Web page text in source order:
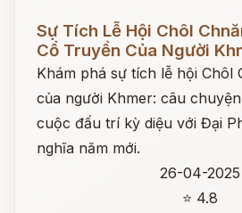
Sự Tích Lễ Hội Chôl
Cổ Truyền Của Người
Khám phá sự tích lễ hội Chôl
của người Khmer: câu
cuộc đấu trí kỳ diệu với Đại
nghĩa năm mới.
26-04-2025
⭐ 4.8